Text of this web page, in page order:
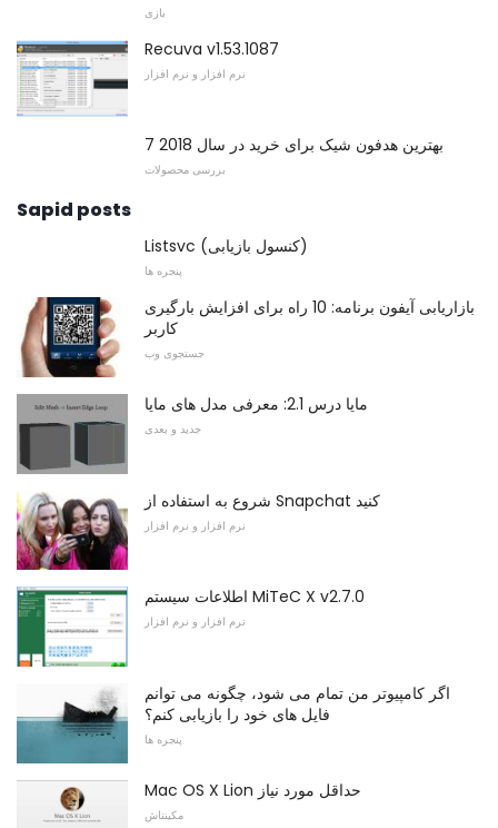
بازی
Recuva v1.53.1087
نرم افزار و نرم افزار
7 بهترین هدفون شیک برای خرید در سال 2018
بررسی محصولات
Sapid posts
Listsvc (کنسول بازیابی)
پنجره ها
بازاریابی آیفون برنامه: 10 راه برای افزایش بارگیری
کاربر
جستجوی وب
مایا درس 2.1: معرفی مدل های مایا
جدید و بعدی
شروع به استفاده از Snapchat کنید
نرم افزار و نرم افزار
اطلاعات سیستم MiTeC X v2.7.0
نرم افزار و نرم افزار
اگر کامپیوتر من تمام می شود، چگونه می توانم
فایل های خود را بازیابی کنم؟
پنجره ها
Mac OS X Lion حداقل مورد نیاز
مکینتاش